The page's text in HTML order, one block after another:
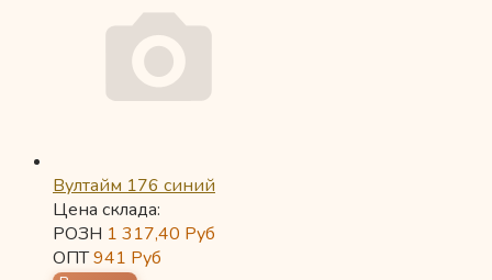
Вултайм 176 синий
Цена склада:
РОЗН 1 317,40 Руб
ОПТ941 Руб